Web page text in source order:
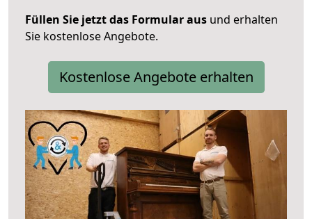
Füllen Sie jetzt das Formular aus und erhalten
Sie kostenlose Angebote.
Kostenlose Angebote erhalten